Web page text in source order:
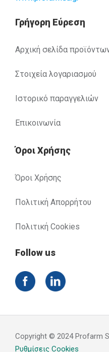
Γρήγορη Εύρεση
Αρχική σελίδα
Στοιχεία λογαριασμού
Ιστορικό παραγγελιών
Επικοινωνία
Όροι Χρήσης
Όροι Χρήσης
Πολιτική Απορρήτου
Πολιτική Cookies
Follow us
Copyright © 2024 Profarm
Ρυθμίσεις Cookies